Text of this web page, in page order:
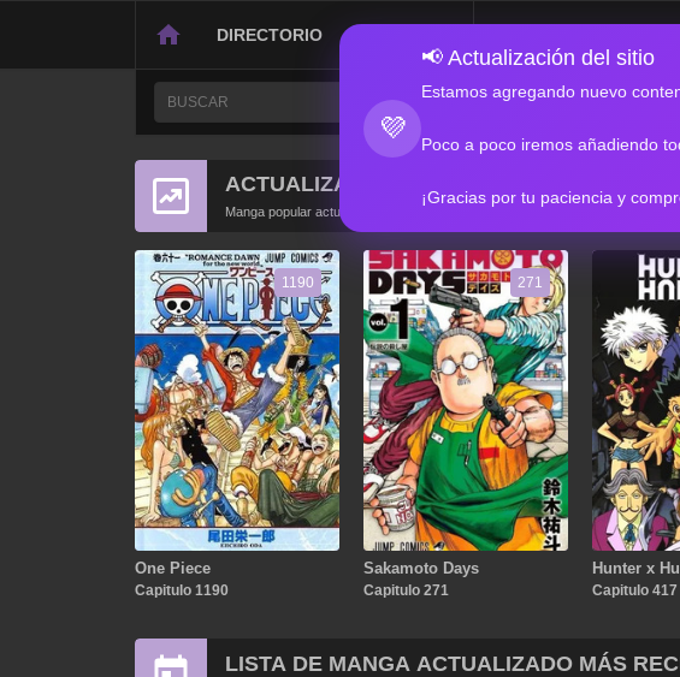
DIRECTORIO
💜
📢 Actualización del sitio
Estamos agregando nuevo
Poco a poco iremos añadiendo
¡Gracias por tu paciencia y
ACTUALIZACIONES POPULARES
Manga popular actualizado recientemente
1190
One Piece
Capitulo 1190
271
Sakamoto Days
Capitulo 271
Hunter x
Capitulo 417
LISTA DE MANGA ACTUALIZADO MÁS